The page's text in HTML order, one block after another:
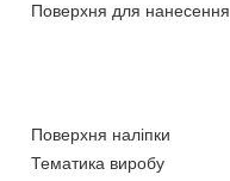
Поверхня для нанесення
Поверхня наліпки
Тематика виробу